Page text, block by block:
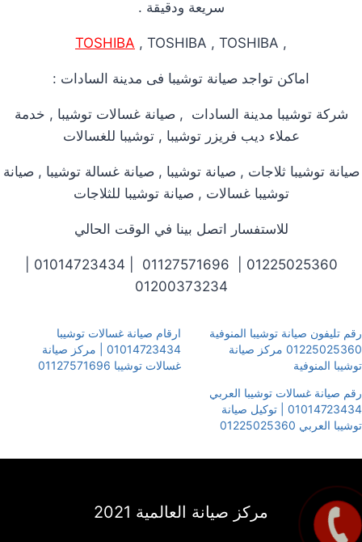
سريعة ودقيقة .
,
TOSHIBA , TOSHIBA , TOSHIBA
اماكن تواجد صيانة توشيبا فى مدينة السادات :
شركة توشيبا مدينة السادات , صيانة غسالات توشيبا , خدمة
عملاء ديب فريزر توشيبا , توشيبا للغسالات
صيانة توشيبا ثلاجات , صيانة توشيبا , صيانة غسالة توشيبا , صيانة
توشيبا غسالات , صيانة توشيبا للثلاجات
للاستفسار اتصل بينا في الوقت الحالي
01200373234
رقم تليفون صيانة توشيبا المنوفية
01225025360 مركز صيانة
توشيبا المنوفية
ارقام صيانة غسالات توشيبا
01014723434 | مركز صيانة
غسالات توشيبا 01127571696
رقم صيانة غسالات توشيبا العربي
01014723434 | توكيل صيانة
توشيبا العربي 01225025360
مركز صيانة العالمية 2021